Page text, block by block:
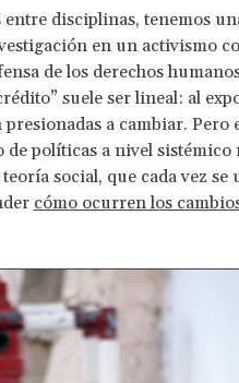
disciplinas, tenemos
en un activismo
de los derechos
suele ser lineal: al
presionadas a cambiar.
políticas a nivel sistémico
social, que cada vez se
cómo ocurren los